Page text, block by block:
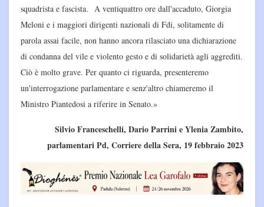
squadrista e fascista. A ventiquattro ore dall'accaduto, Giorgia
Meloni e i maggiori dirigenti nazionali di Fdi, solitamente di
parola assai facile, non hanno ancora rilasciato una dichiarazione
di condanna del vile e violento gesto e di solidarietà agli aggrediti.
Ciò è molto grave. Per quanto ci riguarda, presenteremo
un'interrogazione parlamentare e senz'altro chiameremo il
Ministro Piantedosi a riferire in Senato.»
Silvio Franceschelli, Dario Parrini e Ylenia Zambito,
parlamentari Pd, Corriere della Sera, 19 febbraio 2023